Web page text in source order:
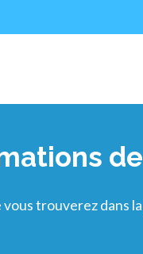
vous trouverez dans